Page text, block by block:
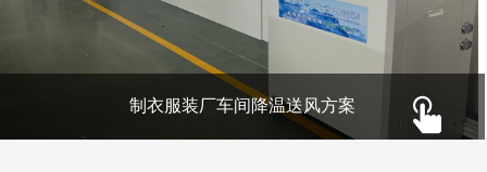
制衣服装厂车间降温送风方案